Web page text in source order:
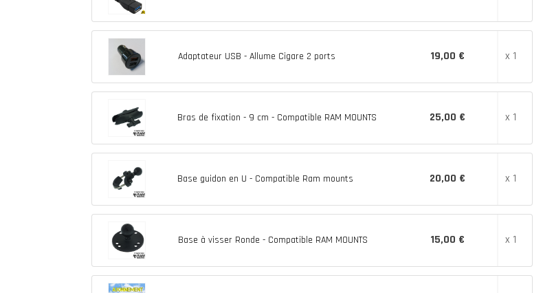
Adaptateur USB - Allume Cigare 2 ports 19,00 € x 1
Bras de fixation - 9 cm - Compatible RAM MOUNTS 25,00 € x 1
Base guidon en U - Compatible Ram mounts 20,00 € x 1
Base à visser Ronde - Compatible RAM MOUNTS 15,00 € x 1